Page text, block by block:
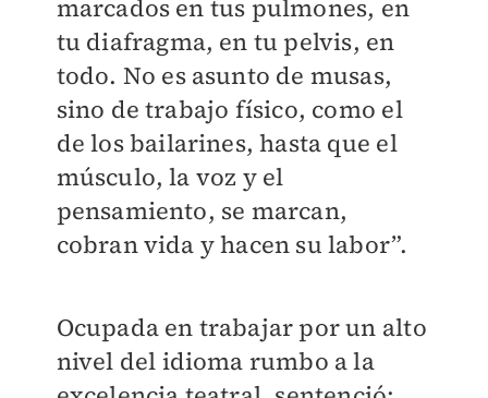
marcados en tus pulmones, en
tu diafragma, en tu pelvis, en
todo. No es asunto de musas,
sino de trabajo físico, como el
de los bailarines, hasta que el
músculo, la voz y el
pensamiento, se marcan,
cobran vida y hacen su labor”.
Ocupada en trabajar por un alto
nivel del idioma rumbo a la